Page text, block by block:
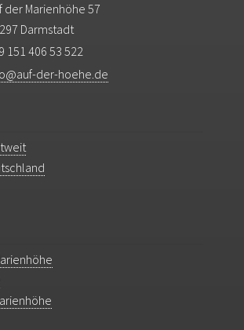
der Marienhöhe 57
Darmstadt
151 406 53 522
der-hoehe.de